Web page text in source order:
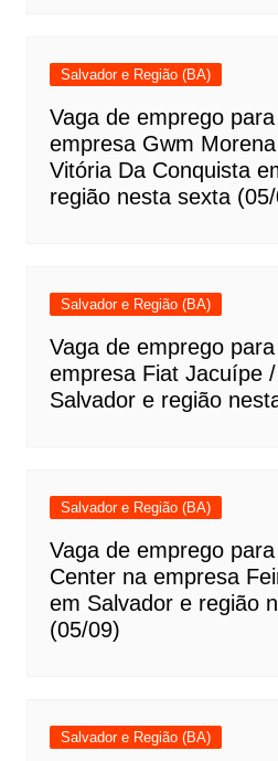
Salvador e Região (BA)
Vaga de emprego
empresa Gwm
Vitória Da Conquista
região nesta sexta
Salvador e Região (BA)
Vaga de emprego
empresa Fiat Jacuípe
Salvador e região
Salvador e Região (BA)
Vaga de emprego para
Center na empresa
em Salvador e região
(05/09)
Salvador e Região (BA)